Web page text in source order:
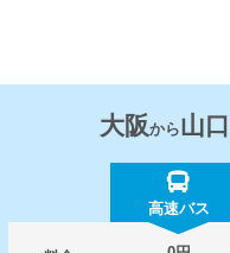
大阪から山口
高速バス